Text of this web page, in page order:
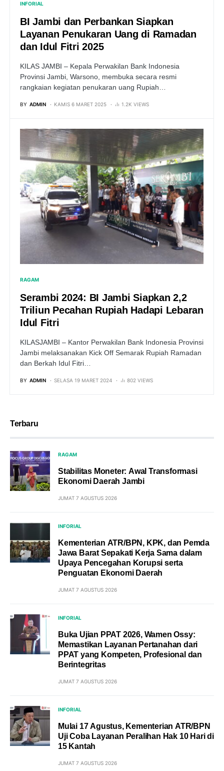
INFORIAL
BI Jambi dan Perbankan Siapkan
Layanan Penukaran Uang di Ramadan
dan Idul Fitri 2025
KILAS JAMBI – Kepala Perwakilan Bank Indonesia
Provinsi Jambi, Warsono, membuka secara resmi
rangkaian kegiatan penukaran uang Rupiah…
BY ADMIN KAMIS 6 MARET 2025 1.2K VIEWS
RAGAM
Serambi 2024: BI Jambi Siapkan 2,2
Triliun Pecahan Rupiah Hadapi Lebaran
Idul Fitri
KILASJAMBI – Kantor Perwakilan Bank Indonesia Provinsi
Jambi melaksanakan Kick Off Semarak Rupiah Ramadan
dan Berkah Idul Fitri…
BY ADMIN SELASA 19 MARET 2024 802 VIEWS
Terbaru
RAGAM
Stabilitas Moneter: Awal Transformasi
Ekonomi Daerah Jambi
JUMAT 7 AGUSTUS 2026
INFORIAL
Kementerian ATR/BPN, KPK, dan Pemda
Jawa Barat Sepakati Kerja Sama dalam
Upaya Pencegahan Korupsi serta
Penguatan Ekonomi Daerah
JUMAT 7 AGUSTUS 2026
INFORIAL
Buka Ujian PPAT 2026, Wamen Ossy:
Memastikan Layanan Pertanahan dari
PPAT yang Kompeten, Profesional dan
Berintegritas
JUMAT 7 AGUSTUS 2026
INFORIAL
Mulai 17 Agustus, Kementerian ATR/BPN
Uji Coba Layanan Peralihan Hak 10 Hari di
15 Kantah
JUMAT 7 AGUSTUS 2026